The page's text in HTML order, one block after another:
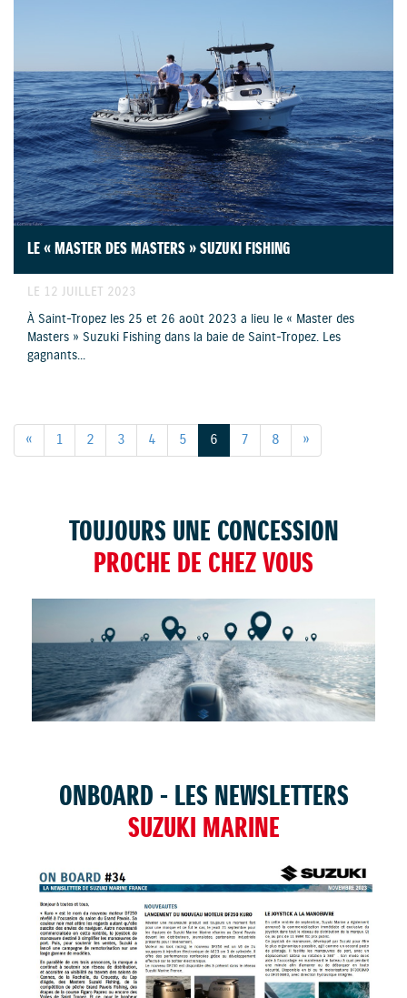
LE « MASTER DES MASTERS » SUZUKI FISHING
LE 12 JUILLET 2023
À Saint-Tropez les 25 et 26 août 2023 a lieu le « Master des
Masters » Suzuki Fishing dans la baie de Saint-Tropez. Les
gagnants...
« 1 2 3 4 5 6 7 8 »
TOUJOURS UNE CONCESSION
PROCHE DE CHEZ VOUS
TROUVER UNE CONCESSION
ONBOARD - LES NEWSLETTERS
SUZUKI MARINE